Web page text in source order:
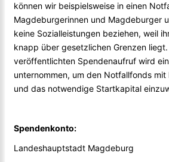
können wir beispielsweise in einen
Magdeburgerinnen und Magdeburger
keine Sozialleistungen beziehen, weil
knapp über gesetzlichen Grenzen
veröffentlichten Spendenaufruf wird
unternommen, um den Notfallfonds mit
und das notwendige Startkapital
Spendenkonto:
Landeshauptstadt Magdeburg